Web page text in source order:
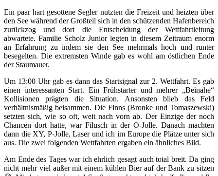
Ein paar hart gesottene Segler nutzten die Freizeit und heizten über
den See während der Großteil sich in den schützenden Hafenbereich
zurückzog und dort die Entscheidung der Wettfahrtleitung
abwartete. Familie Scholz Junior legten in diesem Zeitraum enorm
an Erfahrung zu indem sie den See mehrmals hoch und runter
besegelten. Die extremsten Winde gab es wohl am östlichen Ende
der Staumauer.
Um 13:00 Uhr gab es dann das Startsignal zur 2. Wettfahrt. Es gab
einen interessanten Start. Ein Frühstarter und mehrer „Beinahe“
Kollisionen prägten die Situation. Ansonsten blieb das Feld
verhältnismäßig beisammen. Die Finns (Bronke und Tomaszewski)
setzten sich, wie so oft, weit nach vorn ab. Der Einzige der noch
Chancen dort hatte, war Filusch in der O-Jolle. Danach machten
dann die XY, P-Jolle, Laser und ich im Europe die Plätze unter sich
aus. Die zwei folgenden Wettfahrten ergaben ein ähnliches Bild.
Am Ende des Tages war ich ehrlich gesagt auch total breit. Da ging
nicht mehr viel außer mit einem kühlen Bier auf der Bank zu sitzen